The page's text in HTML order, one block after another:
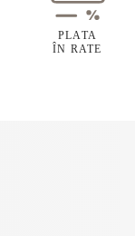
PLATA
ÎN RATE